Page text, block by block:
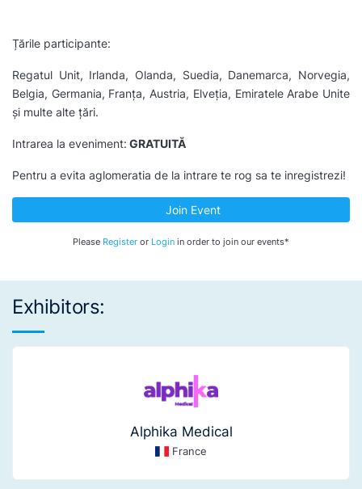
Țările participante:
Regatul Unit, Irlanda, Olanda, Suedia, Danemarca, Norvegia,
Belgia, Germania, Franța, Austria, Elveția, Emiratele Arabe Unite
și multe alte țări.
Intrarea la eveniment: GRATUITĂ
Pentru a evita aglomeratia de la intrare te rog sa te inregistrezi!
Join Event
Please Register or Login in order to join our events*
Exhibitors:
Alphika Medical
France